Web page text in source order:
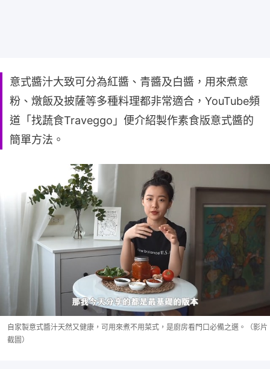
意式醬汁大致可分為紅醬、青醬及白醬，用來煮意
粉、燉飯及披薩等多種料理都非常適合，YouTube頻
道「找蔬食Traveggo」便介紹製作素食版意式醬的
簡單方法。
自家製意式醬汁天然又健康，可用來煮不用菜式，是廚房看門口必備之選。（影片
截圖）